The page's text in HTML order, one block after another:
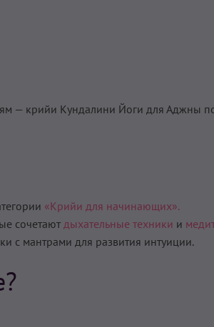
— крийи Кундалини Йоги для Аджны
«Крийи для начинающих».
сочетаютдыхательные техники и
с мантрами для развития интуиции.